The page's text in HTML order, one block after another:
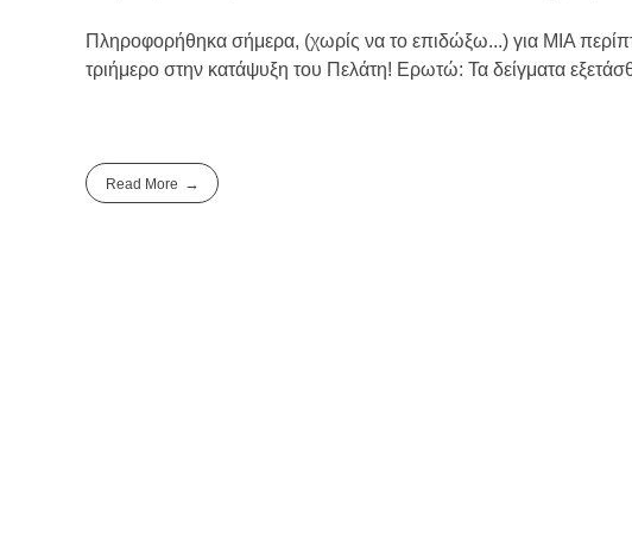
Πληροφορήθηκα σήμερα, (χωρίς να το επιδώξω...) για ΜΙΑ
τριήμερο στην κατάψυξη του Πελάτη! Ερωτώ: Τα δείγματα
Read More